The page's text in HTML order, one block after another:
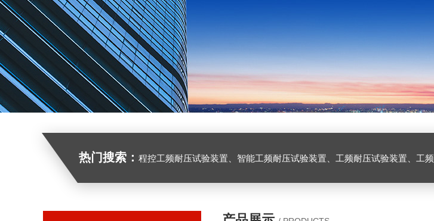
热门搜索： 程控工频耐压试验装置、智能工频耐压试验装置、工频耐压试验装置、工频耐压试验仪、工频耐压试验台、高压耐压试验装置、交流耐压试验装置 、交直流耐压试验装置 、交直流工频耐压试验装置、耐压试验台